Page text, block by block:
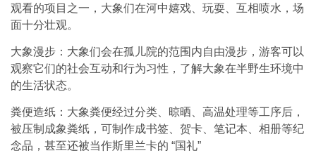
观看的项目之一，大象们在河中嬉戏、玩耍、互相喷水，场
面十分壮观。
大象漫步：大象们会在孤儿院的范围内自由漫步，游客可以
观察它们的社会互动和行为习性，了解大象在半野生环境中
的生活状态。
粪便造纸：大象粪便经过分类、晾晒、高温处理等工序后，
被压制成象粪纸，可制作成书签、贺卡、笔记本、相册等纪
念品，甚至还被当作斯里兰卡的 “国礼”